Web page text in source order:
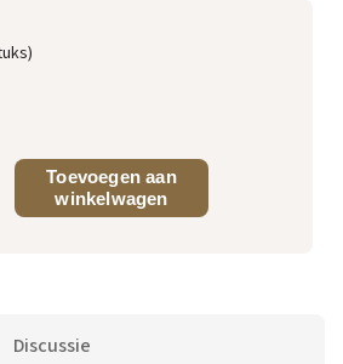
Toevoegen aan
winkelwagen
Discussie